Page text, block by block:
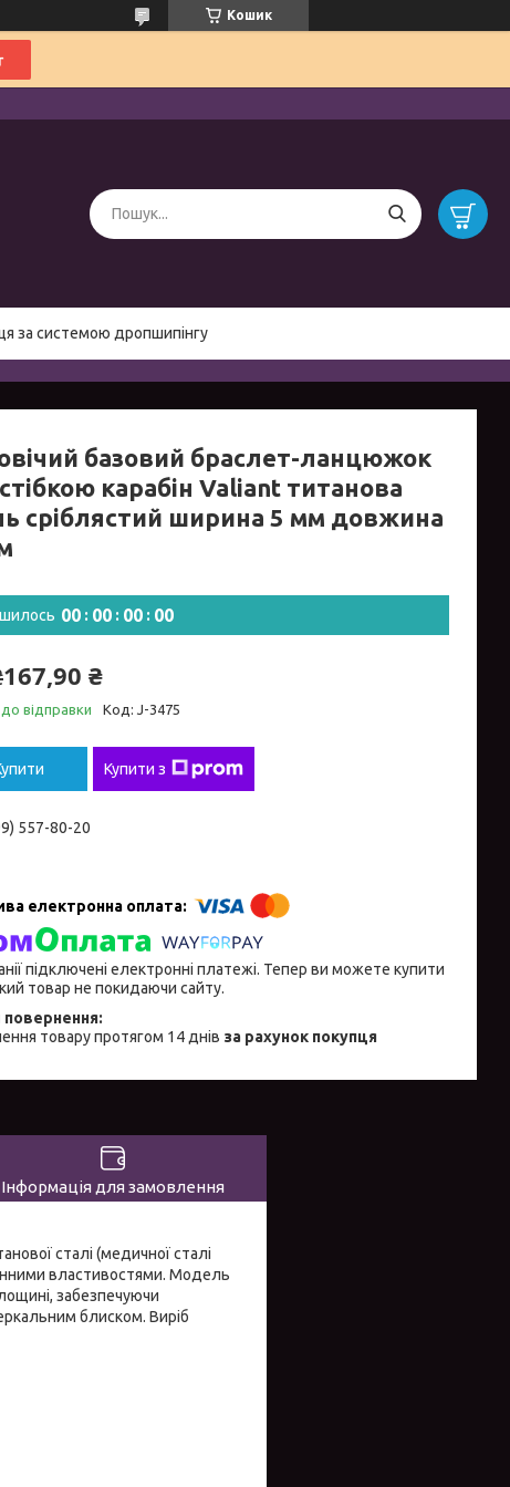
Кошик
за системою дропшипінгу
базовий браслет-ланцюжок
карабін Valiant титанова
сріблястий ширина 5 мм довжина
00 00 00 00
167,90 ₴
відправки Код: J-3475
Купити з
557-80-20
підключені електронні платежі. Тепер ви можете купити
товар не покидаючи сайту.
товару протягом 14 днів за рахунок покупця
Інформація для замовлення
сталі (медичної сталі
властивостями. Модель
забезпечуючи
блиском. Виріб